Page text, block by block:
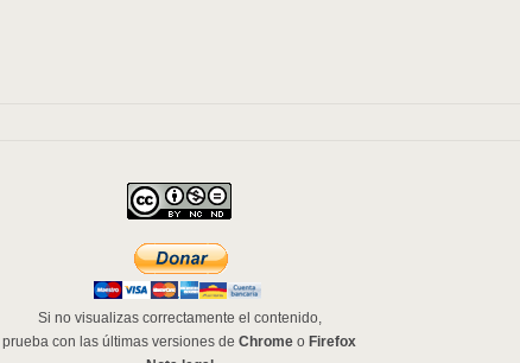
Si no visualizas correctamente el contenido,
prueba con las últimas versiones de Chrome o Firefox